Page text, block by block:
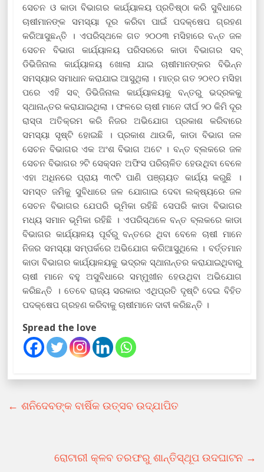
ସେଚନ ଓ କାଡା ବିଭାଗର କାର୍ଯ୍ୟାଳୟ ପ୍ରତିଷ୍ଠା କରି ସୁବିଧାରେ
ଚାଷୀମାନଙ୍କ ସମସ୍ୟା ଦୂର କରିବା ପାଇଁ ପଦକ୍ଷେପ ଗ୍ରହଣ
କରିଆସୁଛନ୍ତି । ଏପରିସ୍ଥଳେ ଗତ ୨୦୦୩ ମସିହାରେ ବନ୍ତ ଜଳ
ସେଚନ ବିଭାଗ କାର୍ଯ୍ୟାଳୟ ପରିସରରେ କାଡା ବିଭାଗର ସବ୍
ଡିଭିଜିନାଲ କାର୍ଯ୍ୟାଳୟ ଖୋଲା ଯାଇ ଚାଷୀମାନଙ୍କର ବିଭିନ୍ନ
ସମସ୍ୟାର ସମାଧାନ କରାଯାଇ ଆସୁଥିଲା । ମାତ୍ର ଗତ ୨୦୧୦ ମସିହା
ପରେ ଏହି ସବ୍ ଡିଭିଜିନାଲ କାର୍ଯ୍ୟାଳୟକୁ ବନ୍ତରୁ ଭଦ୍ରକକୁ
ସ୍ଥାନାନ୍ତର କରାଯାଇଥିଲା । ଫଳରେ ଚାଷୀ ମାନେ ଦୀର୍ଘ ୨୦ କିମି ଦୂର
ରାସ୍ତା ଅତିକ୍ରମ କରି ନିଜର ଅଭିଯୋଗ ପ୍ରକାଶ କରିବାରେ
ସମସ୍ୟା ସୃଷ୍ଟି ହୋଇଛି । ପ୍ରକାଶ ଥାଉକି, କାଡା ବିଭାଗ ଜଳ
ସେଚନ ବିଭାଗର ଏକ ଅଂଶ ବିଭାଗ ଅଟେ । ବନ୍ତ ବ୍ଲକରେ ଜଳ
ସେଚନ ବିଭାଗର ୨ଟି ସେକ୍ସନ ଅଫିସ ପରିଚାଳିତ ହେଉଥିବା ବେଳେ
ଏହା ଅଧିନରେ ପ୍ରାୟ ୩୯ଟି ପାଣି ପଞ୍ଚାୟତ କାର୍ଯ୍ୟ କରୁଛି ।
ସମସ୍ତ ଜମିକୁ ସୁବିଧାରେ ଜଳ ଯୋଗାଇ ଦେବା ଲକ୍ଷ୍ୟରେ ଜଳ
ସେଚନ ବିଭାଗର ଯେପରି ଭୂମିକା ରହିଛି ସେପରି କାଡା ବିଭାଗର
ମଧ୍ୟ ସମାନ ଭୂମିକା ରହିଛି । ଏପରିସ୍ଥଳେ ବନ୍ତ ବ୍ଲକରେ କାଡା
ବିଭାଗର କାର୍ଯ୍ୟାଳୟ ପୂର୍ବରୁ ବନ୍ତରେ ଥିବା ବେଳେ ଚାଷୀ ମାନେ
ନିଜର ସମସ୍ୟା ସମ୍ପର୍କରେ ଅଭିଯୋଗ କରିଆସୁଥିଲେ । ବର୍ତ୍ତମାନ
କାଡା ବିଭାଗର କାର୍ଯ୍ୟାଳୟକୁ ଭଦ୍ରକ ସ୍ଥାନାନ୍ତର କରାଯାଇଥିବାରୁ
ଚାଷୀ ମାନେ ବହୁ ଅସୁବିଧାରେ ସମ୍ମୁଖୀନ ହେଉଥିବା ଅଭିଯୋଗ
କରିଛନ୍ତି । ତେବେ ରାଜ୍ୟ ସରକାର ଏଥିପ୍ରତି ଦୃଷ୍ଟି ଦେଇ ବିହିତ
ପଦକ୍ଷେପ ଗ୍ରହଣ କରିବାକୁ ଚାଷୀମାନେ ଦାବୀ କରିଛନ୍ତି ।
Spread the love
← ଶନିଦେବଙ୍କ ବାର୍ଷିକ ଉତ୍ସବ ଉଦ୍‌ଯାପିତ
ରୋଟାରୀ କ୍ଳବ ତରଫରୁ ଶାନ୍ତିସ୍ଥୂପ ଉଦଘାଟନ →